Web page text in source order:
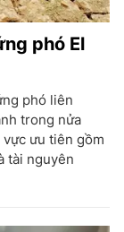
phó El
phó liên
trong nửa
ưu tiên gồm
tài nguyên